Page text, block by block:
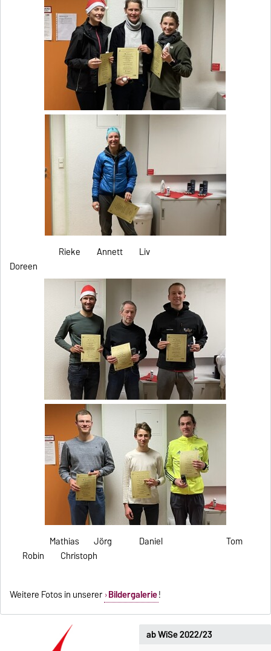
Rieke Annett Liv
Doreen
Mathias Jörg Daniel Tom
Robin Christoph
Weitere Fotos in unserer Bildergalerie!
ab WiSe 2022/23